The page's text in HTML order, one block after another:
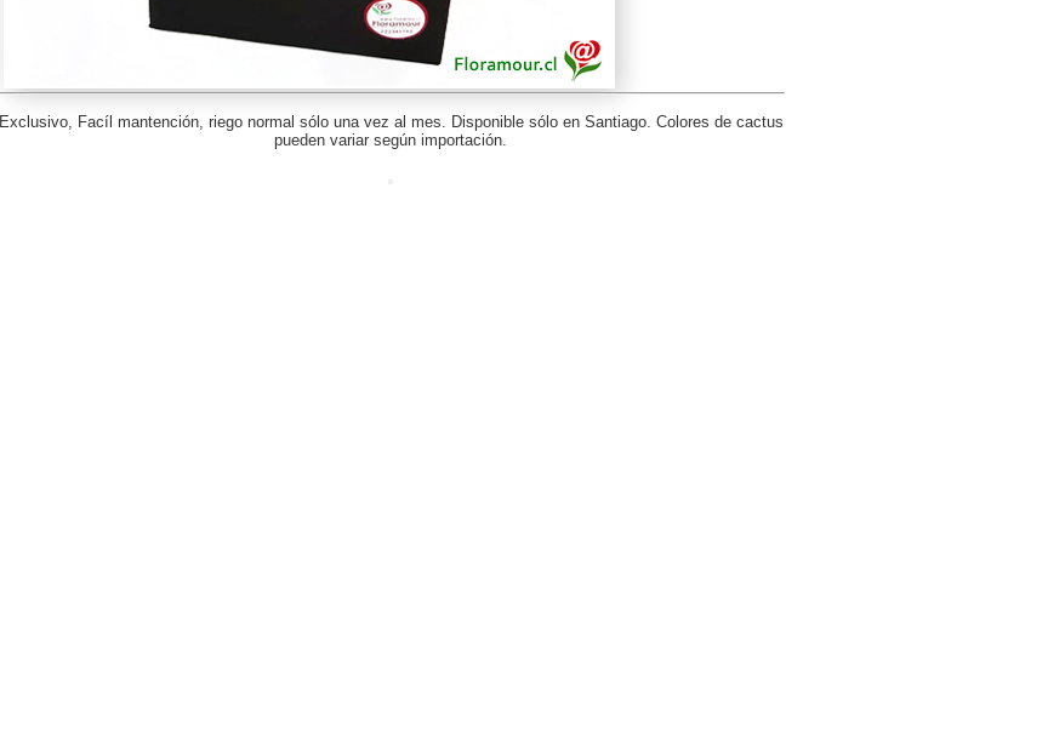
Exclusivo, Facíl mantención, riego normal sólo una vez al mes. Disponible sólo en Santiago. Colores de cactus
pueden variar según importación.